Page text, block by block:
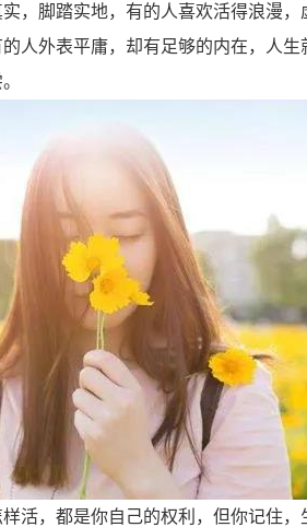
，脚踏实地，有的人喜欢活得浪漫
人外表平庸，却有足够的内在，人
活，都是你自己的权利，但你记住